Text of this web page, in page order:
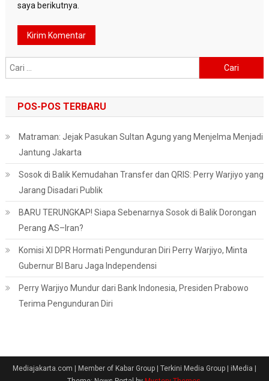
saya berikutnya.
untuk:
POS-POS TERBARU
Matraman: Jejak Pasukan Sultan Agung yang Menjelma Menjadi
Jantung Jakarta
Sosok di Balik Kemudahan Transfer dan QRIS: Perry Warjiyo yang
Jarang Disadari Publik
BARU TERUNGKAP! Siapa Sebenarnya Sosok di Balik Dorongan
Perang AS–Iran?
Komisi XI DPR Hormati Pengunduran Diri Perry Warjiyo, Minta
Gubernur BI Baru Jaga Independensi
Perry Warjiyo Mundur dari Bank Indonesia, Presiden Prabowo
Terima Pengunduran Diri
Mediajakarta.com | Member of Kabar Group | Terkini Media Group | iMedia